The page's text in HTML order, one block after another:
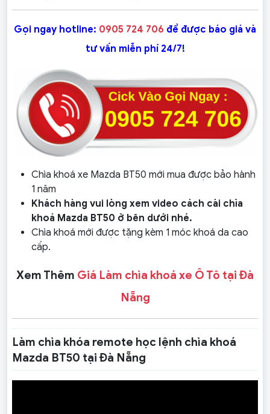
Gọi ngay hotline: 0905 724 706 để được báo giá và
tư vấn miễn phí 24/7!
Chìa khoá xe Mazda BT50 mới mua được bảo hành
1 năm
Khách hàng vui lòng xem video cách cài chìa
khoá Mazda BT50 ở bên dưới nhé.
Chìa khoá mới được tặng kèm 1 móc khoá da cao
cấp.
Xem Thêm Giá Làm chìa khoá xe Ô Tô tại Đà
Nẵng
Làm chìa khóa remote học lệnh chìa khoá
Mazda BT50 tại Đà Nẵng